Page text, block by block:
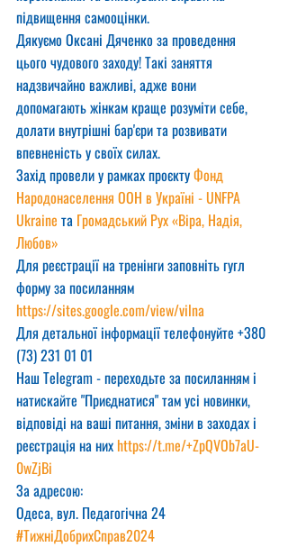
підвищення самооцінки.
Дякуємо Оксані Дяченко за проведення
цього чудового заходу! Такі заняття
надзвичайно важливі, адже вони
допомагають жінкам краще розуміти себе,
долати внутрішні бар'єри та розвивати
впевненість у своїх силах.
Захід провели у рамках проєкту Фонд
Народонаселення ООН в Україні - UNFPA
Ukraine та Громадський Рух «Віра, Надія,
Любов»
Для реєстрації на тренінги заповніть гугл
форму за посиланням
https://sites.google.com/view/vilna
Для детальної інформації телефонуйте +380
(73) 231 01 01
Наш Telegram - переходьте за посиланням і
натискайте "Приєднатися" там усі новинки,
відповіді на ваші питання, зміни в заходах і
реєстрація на них https://t.me/+ZpQVOb7aU-
0wZjBi
За адресою:
Одеса, вул. Педагогічна 24
#ТижніДобрихСправ2024